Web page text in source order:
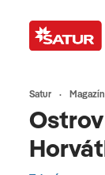
Satur Magazín